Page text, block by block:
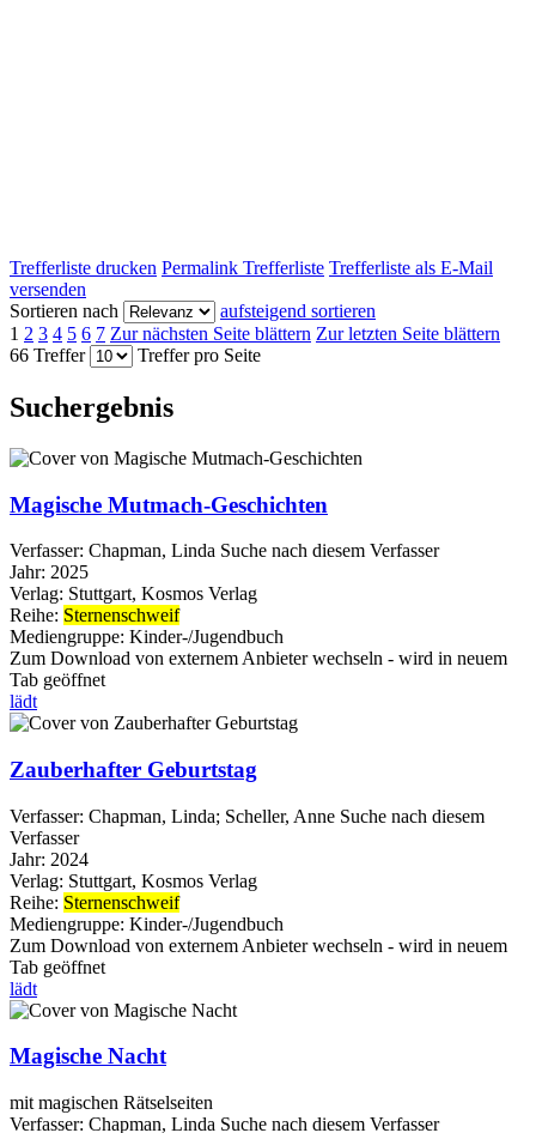
Trefferliste drucken Permalink Trefferliste Trefferliste als E-Mail
versenden
Sortieren nach
aufsteigend sortieren
1 2 3 4 5 6 7 Zur nächsten Seite blättern Zur letzten Seite blättern
66 Treffer
Treffer pro Seite
Suchergebnis
Magische Mutmach-Geschichten
Verfasser: Chapman, Linda Suche nach diesem Verfasser
Jahr: 2025
Verlag: Stuttgart, Kosmos Verlag
Reihe: Sternenschweif
Mediengruppe: Kinder-/Jugendbuch
Zum Download von externem Anbieter wechseln - wird in neuem
Tab geöffnet
lädt
Zauberhafter Geburtstag
Verfasser: Chapman, Linda; Scheller, Anne Suche nach diesem
Verfasser
Jahr: 2024
Verlag: Stuttgart, Kosmos Verlag
Reihe: Sternenschweif
Mediengruppe: Kinder-/Jugendbuch
Zum Download von externem Anbieter wechseln - wird in neuem
Tab geöffnet
lädt
Magische Nacht
mit magischen Rätselseiten
Verfasser: Chapman, Linda Suche nach diesem Verfasser